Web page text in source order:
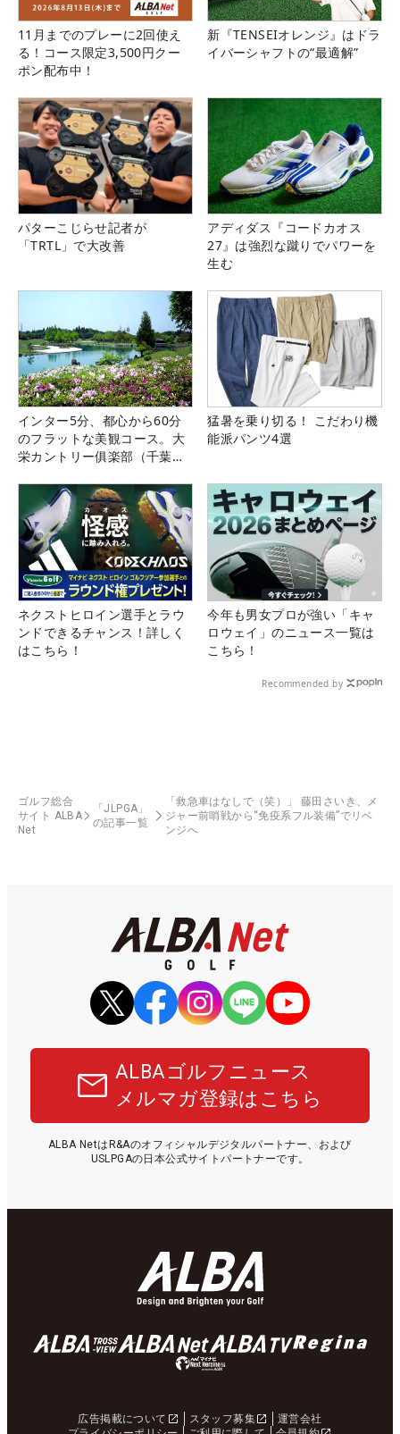
11月までのプレーに2回使え
る！コース限定3,500円クー
ポン配布中！
新『TENSEIオレンジ』はドラ
イバーシャフトの“最適解”
パターこじらせ記者が
「TRTL」で大改善
アディダス『コードカオス
27』は強烈な蹴りでパワーを
生む
インター5分、都心から60分
のフラットな美観コース。大
栄カントリー俱楽部（千葉
猛暑を乗り切る！ こだわり機
能派パンツ4選
ネクストヒロイン選手とラウ
ンドできるチャンス！詳しく
はこちら！
今年も男女プロが強い「キャ
ロウェイ」のニュース一覧は
こちら！
Recommended by
ゴルフ総合
サイト ALBA
Net
「JLPGA」
の記事一覧
「救急車はなしで（笑）」 藤田さいき、メ
ジャー前哨戦から“免疫系フル装備”でリベ
ンジへ
ALBAゴルフニュース
メルマガ登録はこちら
ALBA NetはR&Aのオフィシャルデジタルパートナー、および
USLPGAの日本公式サイトパートナーです。
広告掲載について スタッフ募集
運営会社